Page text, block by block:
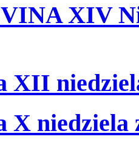
XIV
niedziela